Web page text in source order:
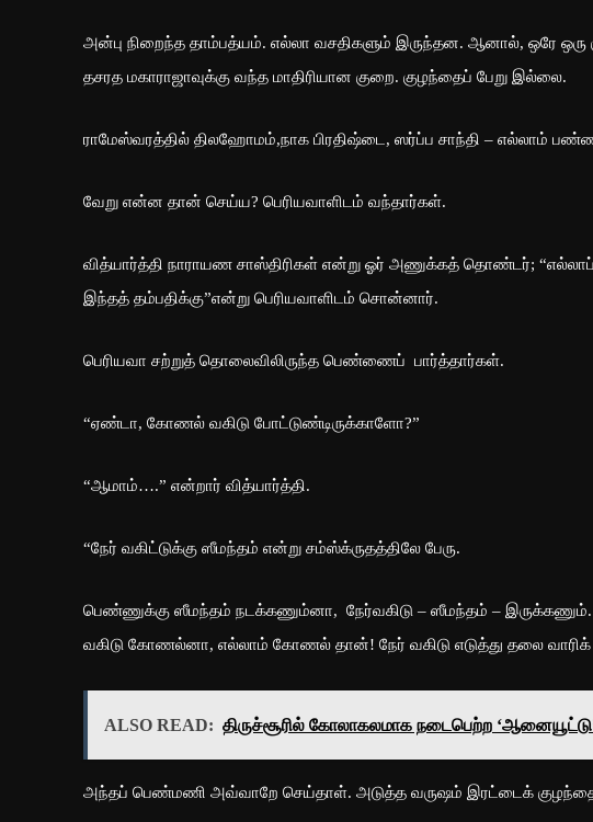
அன்பு நிறைந்த தாம்பத்யம். எல்லா வசதிகளும் இருந்தன. ஆனால், ஒரே ஒரு
தசரத மகாராஜாவுக்கு வந்த மாதிரியான குறை. குழந்தைப் பேறு இல்லை.
ராமேஸ்வரத்தில் திலஹோமம்,நாக பிரதிஷ்டை, ஸர்ப்ப சாந்தி – எல்லாம்
வேறு என்ன தான் செய்ய? பெரியவாளிடம் வந்தார்கள்.
வித்யார்த்தி நாராயண சாஸ்திரிகள் என்று ஓர் அணுக்கத் தொண்டர்; “எல்லாப்
இந்தத் தம்பதிக்கு”என்று பெரியவாளிடம் சொன்னார்.
பெரியவா சற்றுத் தொலைவிலிருந்த பெண்ணைப் பார்த்தார்கள்.
“ஏண்டா, கோணல் வகிடு போட்டுண்டிருக்காளோ?”
“ஆமாம்….” என்றார் வித்யார்த்தி.
“நேர் வகிட்டுக்கு ஸீமந்தம் என்று சம்ஸ்க்ருதத்திலே பேரு.
பெண்ணுக்கு ஸீமந்தம் நடக்கணும்னா, நேர்வகிடு – ஸீமந்தம் – இருக்கணும்.
வகிடு கோணல்னா, எல்லாம் கோணல் தான்! நேர் வகிடு எடுத்து தலை
ALSO READ: திருச்சூரில் கோலாகலமாக நடைபெற்ற ‘ஆனையூட்டு’
அந்தப் பெண்மணி அவ்வாறே செய்தாள். அடுத்த வருஷம் இரட்டைக்